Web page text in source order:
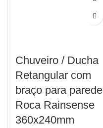
Chuveiro / Ducha
Retangular com
braço para parede
Roca Rainsense
360x240mm